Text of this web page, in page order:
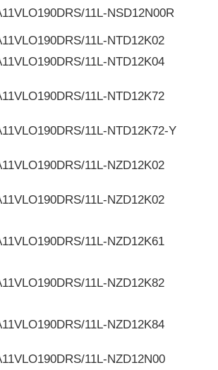
11L-NSD12N00R
11L-NTD12K02
11L-NTD12K04
11L-NTD12K72
11L-NTD12K72-Y
11L-NZD12K02
11L-NZD12K02
11L-NZD12K61
11L-NZD12K82
11L-NZD12K84
11L-NZD12N00